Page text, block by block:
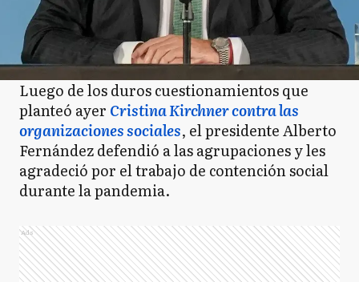
Luego de los duros cuestionamientos que
planteó ayer Cristina Kirchner contra las
organizaciones sociales, el presidente Alberto
Fernández defendió a las agrupaciones y les
agradeció por el trabajo de contención social
durante la pandemia.
Ads